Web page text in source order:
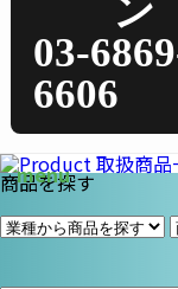
03-
6606
商品を探す